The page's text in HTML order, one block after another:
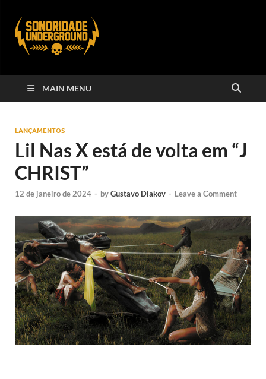
MAIN MENU
LANÇAMENTOS
Lil Nas X está de volta em “J
CHRIST”
12 de janeiro de 2024 - byGustavo Diakov - Leave a Comment